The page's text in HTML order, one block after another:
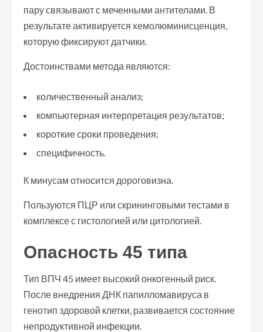
пару связывают с меченными антителами. В
результате активируется хемолюминисценция,
которую фиксируют датчики.
Достоинствами метода являются:
количественный анализ;
компьютерная интерпретация результатов;
короткие сроки проведения;
специфичность.
К минусам относится дороговизна.
Пользуются ПЦР или скрининговыми тестами в
комплексе с гистологией или цитологией.
Опасность 45 типа
Тип ВПЧ 45 имеет высокий онкогенный риск.
После внедрения ДНК папилломавируса в
генотип здоровой клетки, развивается состояние
непродуктивной инфекции.